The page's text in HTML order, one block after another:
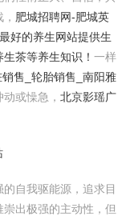
肥城招聘网-肥城英
好的养生网站提供生
茶等养生知识！ 一样
售_轮胎销售_南阳雅
或懆急， 北京影瑶广
自我驱能源，追求目
出极强的主动性，但